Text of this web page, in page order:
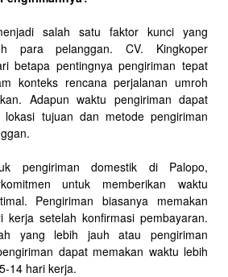
salah satu faktor kunci yang
para pelanggan. CV. Kingkoper
betapa pentingnya pengiriman tepat
konteks rencana perjalanan umroh
Adapun waktu pengiriman dapat
lokasi tujuan dan metode pengiriman
pengiriman domestik di Palopo,
untuk memberikan waktu
Pengiriman biasanya memakan
setelah konfirmasi pembayaran.
yang lebih jauh atau pengiriman
dapat memakan waktu lebih
14 hari kerja.